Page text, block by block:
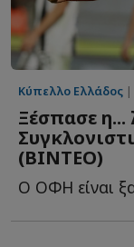
Κύπελλο Ελλάδος |
Ξέσπασε η...
(ΒΙΝΤΕΟ)